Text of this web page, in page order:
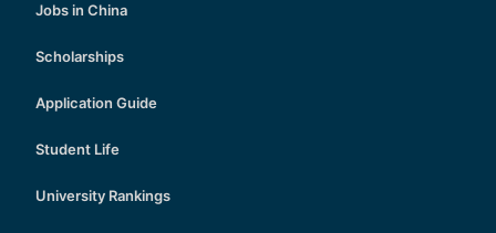
Jobs in China
Scholarships
Application Guide
Student Life
University Rankings